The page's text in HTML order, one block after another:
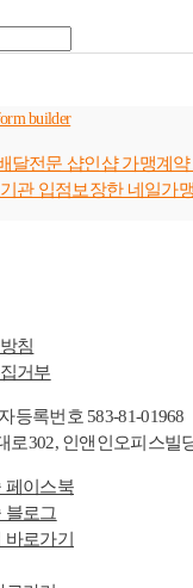
builder
달전문 샵인샵 가맹계
관 입점보장한 네일가
침
거부
등록번호 583-81-01968
302, 인앤인오피스빌